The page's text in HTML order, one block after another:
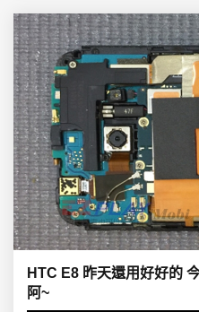
HTC E8 昨天還用好好的
阿~